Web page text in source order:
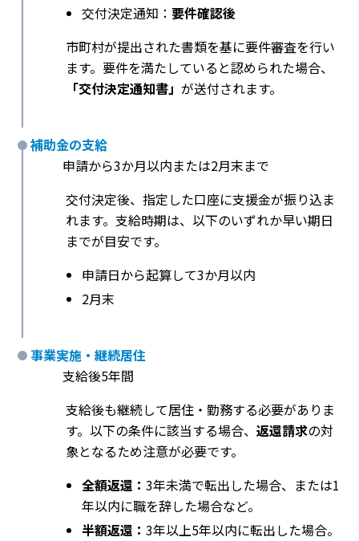
交付決定通知： 要件確認後
市町村が提出された書類を基に要件審査を行い
ます。要件を満たしていると認められた場合、
「交付決定通知書」 が送付されます。
補助金の支給
申請から3か月以内または2月末まで
交付決定後、指定した口座に支援金が振り込ま
れます。支給時期は、以下のいずれか早い期日
までが目安です。
申請日から起算して3か月以内
2月末
事業実施・継続居住
支給後5年間
支給後も継続して居住・勤務する必要がありま
す。以下の条件に該当する場合、 返還請求の対
象となるため注意が必要です。
全額返還： 3年未満で転出した場合、または1
年以内に職を辞した場合など。
半額返還： 3年以上5年以内に転出した場合。